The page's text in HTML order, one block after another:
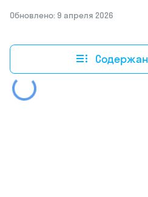
Обновлено: 9 апреля 2026